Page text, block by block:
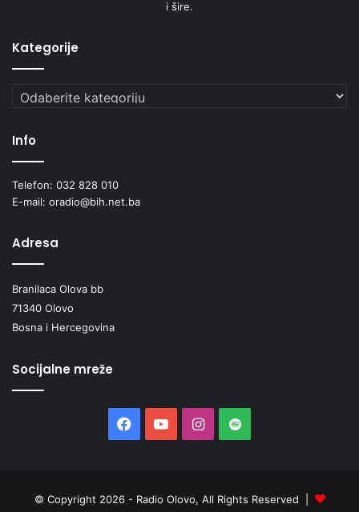
i šire.
Kategorije
Kategorije
Info
Telefon: 032 828 010
E-mail: oradio@bih.net.ba
Adresa
Branilaca Olova bb
71340 Olovo
Bosna i Hercegovina
Socijalne mreže
FacebookYouTubeInstagram
Spotify
© Copyright 2026 - Radio Olovo, All Rights Reserved |